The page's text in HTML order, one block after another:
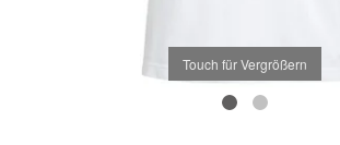
Touch für Vergrößern